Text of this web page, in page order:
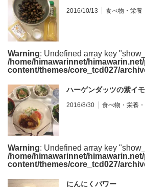
2016/10/13 食べ物・栄養
Warning: Undefined array key
/home/himawarinnet/
content/themes/core_tcd027/
ハーゲンダッツの紫イ
2016/8/30 食べ物・栄養
Warning: Undefined array key
/home/himawarinnet/
content/themes/core_tcd027/
にんにくパワー